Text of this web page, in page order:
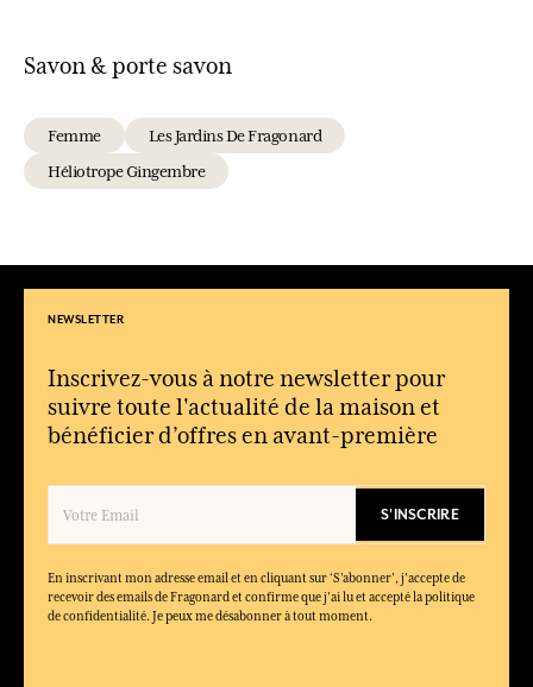
Savon & porte savon
Femme
Les Jardins De Fragonard
Héliotrope Gingembre
NEWSLETTER
Inscrivez-vous à notre newsletter pour
suivre toute l'actualité de la maison et
bénéficier d’offres en avant-première
S'INSCRIRE
En inscrivant mon adresse email et en cliquant sur ‘S’abonner’, j'accepte de
recevoir des emails de Fragonard et confirme que j'ai lu et accepté la politique
de confidentialité. Je peux me désabonner à tout moment.